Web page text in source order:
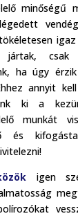
minőségű
igaz
jártak, csak
ha úgy
annyit
ki a
munkát
és
igen